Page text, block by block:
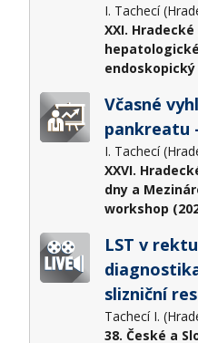
I. Tachecí
XXI.
endoskopický
Včasné
pankreatu
I. Tachecí
XXVI.
dny a
workshop
LST v
slizniční
Tachecí I.
38. České a